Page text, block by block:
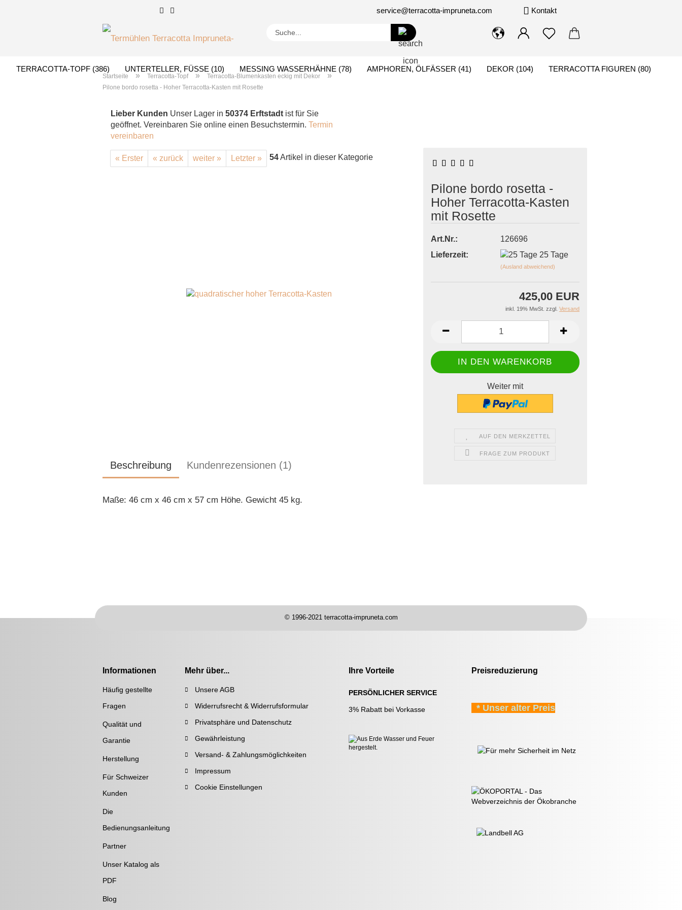
service@terracotta-impruneta.com Kontakt
Suche...
TERRACOTTA-TOPF (386) UNTERTELLER, FÜSSE (10) MESSING WASSERHÄHNE (78) AMPHOREN, ÖLFÄSSER (41) DEKOR (104) TERRACOTTA FIGUREN (80)
Startseite » Terracotta-Topf » Terracotta-Blumenkasten eckig mit Dekor »
Pilone bordo rosetta - Hoher Terracotta-Kasten mit Rosette
Lieber Kunden Unser Lager in 50374 Erftstadt ist für Sie
geöffnet. Vereinbaren Sie online einen Besuchstermin. Termin
vereinbaren
« Erster « zurück weiter » Letzter » 54Artikel in dieser Kategorie
Pilone bordo rosetta -
Hoher Terracotta-Kasten
mit Rosette
Art.Nr.:
126696
Lieferzeit:
25 Tage
(Ausland abweichend)
425,00 EUR
inkl. 19% MwSt. zzgl. Versand
Weiter mit
AUF DEN MERKZETTEL
FRAGE ZUM PRODUKT
Beschreibung Kundenrezensionen (1)
Maße: 46 cm x 46 cm x 57 cm Höhe. Gewicht 45 kg.
© 1996-2021 terracotta-impruneta.com
Informationen
Häufig gestellte
Fragen
Qualität und
Garantie
Herstellung
Für Schweizer
Kunden
Die
Bedienungsanleitung
Partner
Unser Katalog als
PDF
Blog
Mehr über...
Unsere AGB
Widerrufsrecht & Widerrufsformular
Privatsphäre und Datenschutz
Gewährleistung
Versand- & Zahlungsmöglichkeiten
Impressum
Cookie Einstellungen
Ihre Vorteile
PERSÖNLICHER SERVICE
3% Rabatt bei Vorkasse
Preisreduzierung
* Unser alter Preis